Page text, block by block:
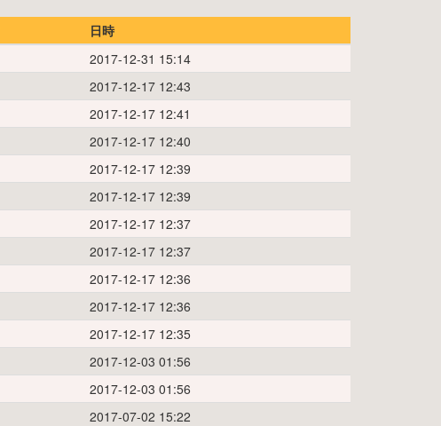
日時
2017-12-31 15:14
2017-12-17 12:43
2017-12-17 12:41
2017-12-17 12:40
2017-12-17 12:39
2017-12-17 12:39
2017-12-17 12:37
2017-12-17 12:37
2017-12-17 12:36
2017-12-17 12:36
2017-12-17 12:35
2017-12-03 01:56
2017-12-03 01:56
2017-07-02 15:22